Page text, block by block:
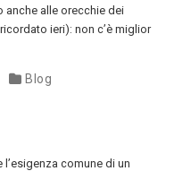
anche alle orecchie dei
ieri): non c’è miglior
Blog
comune di un